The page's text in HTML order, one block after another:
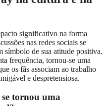
significativo na forma
nas redes sociais se
símbolo de sua atitude positiva.
frequência, tornou-se uma
os fãs associam ao trabalho
e despretensiosa.
tornou uma